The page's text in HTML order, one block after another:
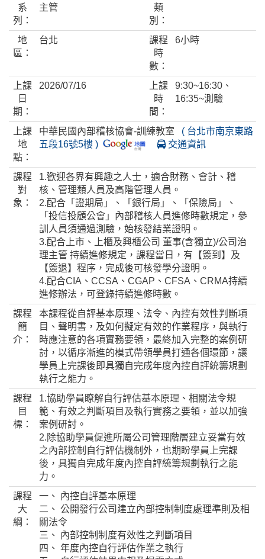
系
列：
主管
類
別：
地
區：
台北
課程
時
數：
6小時
上課
日
期：
2026/07/16
上課
時
間：
9:30~16:30、
16:35~測驗
上課
地
點：
中華民國內部稽核協會-訓練教室
( 台北市南京東路
五段16號5樓 )
交通資訊
課程
對
象：
1.歡迎各界有興趣之人士，適合財務、會計、稽
核、管理類人員及高階管理人員。
2.配合「證期局」、「銀行局」、「保險局」、
「投信投顧公會」內部稽核人員進修時數規定，參
訓人員須通過測驗，始核發結業證明。
3.配合上市、上櫃及興櫃公司 董事(含獨立)/公司治
理主管 持續進修規定，課程當日，有【簽到】及
【簽退】程序，完成後可核發學分證明。
4.配合CIA、CCSA、CGAP、CFSA、CRMA持續
進修辦法，可登錄持續進修時數。
課程
簡
介：
本課程從自評基本原理、法令、內控有效性判斷項
目、聲明書，及如何擬定有效的作業程序，與執行
時應注意的各項實務要領，最終加入完整的案例研
討，以循序漸進的模式帶領學員打通各個環節，讓
學員上完課後即具獨自完成年度內控自評統籌規劃
執行之能力。
課程
目
標：
1.協助學員瞭解自行評估基本原理、相關法令規
範、有效之判斷項目及執行實務之要領，並以加強
案例研討。
2.除協助學員促進所屬公司管理階層建立妥當有效
之內部控制自行評估機制外，也期盼學員上完課
後，具獨自完成年度內控自評統籌規劃執行之能
力。
課程
大
綱：
一、 內控自評基本原理
二、 公開發行公司建立內部控制制度處理準則及相
關法令
三、 內部控制制度有效性之判斷項目
四、 年度內控自行評估作業之執行